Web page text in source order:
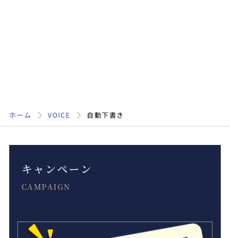
ホーム VOICE 自動下書き
キャンペーン
CAMPAIGN